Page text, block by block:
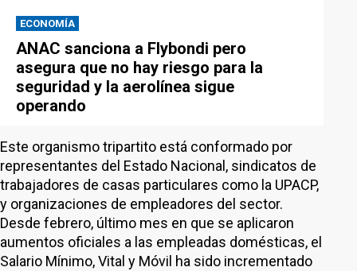
ECONOMÍA
ANAC sanciona a Flybondi pero
asegura que no hay riesgo para la
seguridad y la aerolínea sigue
operando
Este organismo tripartito está conformado por
representantes del Estado Nacional, sindicatos de
trabajadores de casas particulares como la UPACP,
y organizaciones de empleadores del sector.
Desde febrero, último mes en que se aplicaron
aumentos oficiales a las empleadas domésticas, el
Salario Mínimo, Vital y Móvil ha sido incrementado